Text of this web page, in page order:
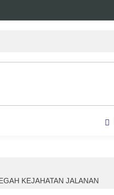
KEJAHATAN JALANAN